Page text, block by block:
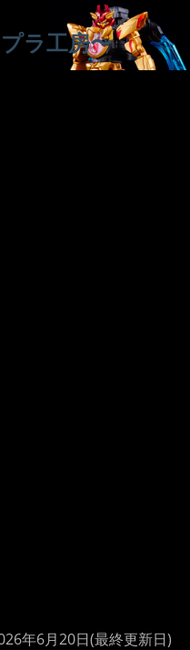
ラ工房〜
年6月20日(最終更新日)